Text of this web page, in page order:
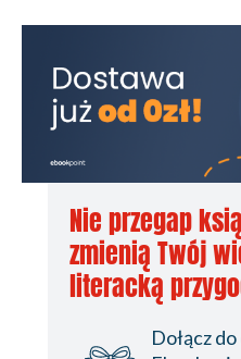
Nie przegap
zmienią Twój
literacką
Dołącz